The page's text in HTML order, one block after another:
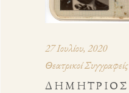
27 Ιουλίου, 2020
Θεατρικοί Συγγραφείς
ΔΗΜΉΤΡΙΟΣ